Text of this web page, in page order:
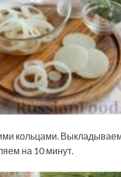
кольцами.
на 10 минут.